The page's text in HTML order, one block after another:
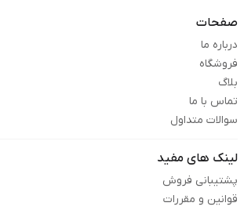
صفحات
درباره ما
فروشگاه
بلاگ
تماس با ما
سوالات متداول
لینک های مفید
پشتیبانی فروش
قوانین و مقررات